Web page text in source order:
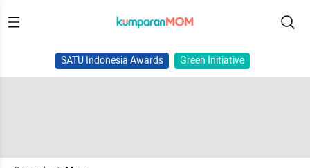
SATU Indonesia Awards Green Initiative